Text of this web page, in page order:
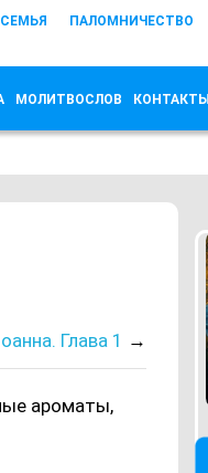
СЕМЬЯ ПАЛОМНИЧЕСТВО
МОЛИТВОСЛОВ КОНТАКТЫ
Глава 1 →
ароматы,